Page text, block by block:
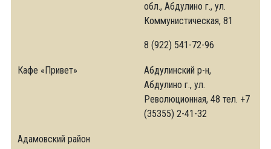
обл., Абдулино г., ул.
Коммунистическая, 81
8 (922) 541-72-96
Кафе «Привет»
Абдулинский р-н,
Абдулино г., ул.
Революционная, 48 тел. +7
(35355) 2-41-32
Адамовский район